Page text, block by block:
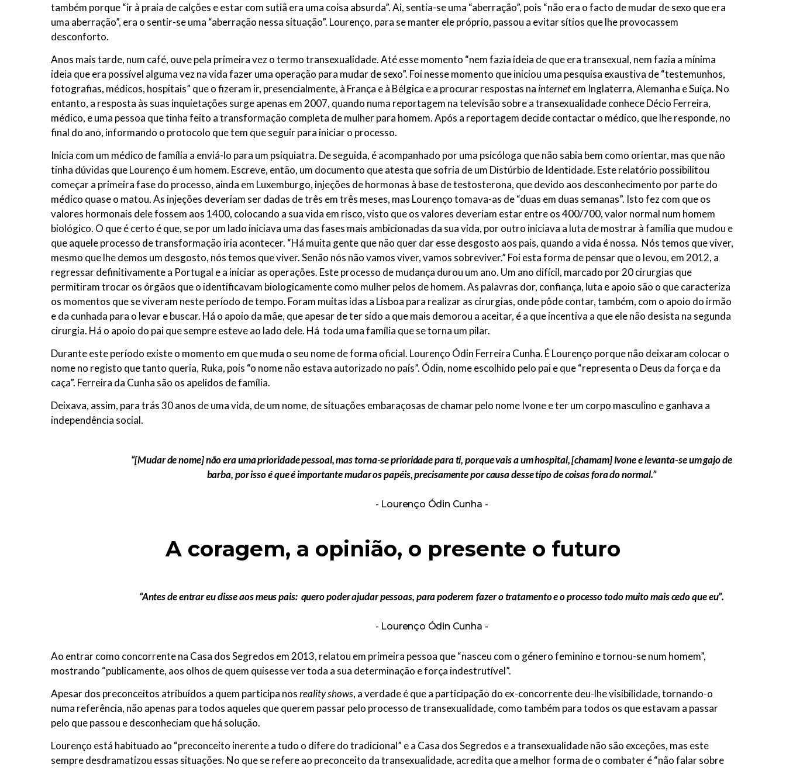
também porque “ir à praia de calções e estar com sutiã era uma coisa absurda”. Ai, sentia-se uma “aberração”, pois “não era o facto de mudar de sexo que era
uma aberração”, era o sentir-se uma “aberração nessa situação”. Lourenço, para se manter ele próprio, passou a evitar sítios que lhe provocassem
desconforto.
Anos mais tarde, num café, ouve pela primeira vez o termo transexualidade. Até esse momento “nem fazia ideia de que era transexual, nem fazia a mínima
ideia que era possível alguma vez na vida fazer uma operação para mudar de sexo”. Foi nesse momento que iniciou uma pesquisa exaustiva de “testemunhos,
fotografias, médicos, hospitais” que o fizeram ir, presencialmente, à França e à Bélgica e a procurar respostas na internetem Inglaterra, Alemanha e Suíça. No
entanto, a resposta às suas inquietações surge apenas em 2007, quando numa reportagem na televisão sobre a transexualidade conhece Décio Ferreira,
médico, e uma pessoa que tinha feito a transformação completa de mulher para homem. Após a reportagem decide contactar o médico, que lhe responde, no
final do ano, informando o protocolo que tem que seguir para iniciar o processo.
Inicia com um médico de família a enviá-lo para um psiquiatra. De seguida, é acompanhado por uma psicóloga que não sabia bem como orientar, mas que não
tinha dúvidas que Lourenço é um homem. Escreve, então, um documento que atesta que sofria de um Distúrbio de Identidade. Este relatório possibilitou
começar a primeira fase do processo, ainda em Luxemburgo, injeções de hormonas à base de testosterona, que devido aos desconhecimento por parte do
médico quase o matou. As injeções deveriam ser dadas de três em três meses, mas Lourenço tomava-as de “duas em duas semanas”. Isto fez com que os
valores hormonais dele fossem aos 1400, colocando a sua vida em risco, visto que os valores deveriam estar entre os 400/700, valor normal num homem
biológico. O que é certo é que, se por um lado iniciava uma das fases mais ambicionadas da sua vida, por outro iniciava a luta de mostrar à família que mudou e
que aquele processo de transformação iria acontecer. “Há muita gente que não quer dar esse desgosto aos pais, quando a vida é nossa. Nós temos que viver,
mesmo que lhe demos um desgosto, nós temos que viver. Senão nós não vamos viver, vamos sobreviver.” Foi esta forma de pensar que o levou, em 2012, a
regressar definitivamente a Portugal e a iniciar as operações. Este processo de mudança durou um ano. Um ano difícil, marcado por 20 cirurgias que
permitiram trocar os órgãos que o identificavam biologicamente como mulher pelos de homem. As palavras dor, confiança, luta e apoio são o que caracteriza
os momentos que se viveram neste período de tempo. Foram muitas idas a Lisboa para realizar as cirurgias, onde pôde contar, também, com o apoio do irmão
e da cunhada para o levar e buscar. Há o apoio da mãe, que apesar de ter sido a que mais demorou a aceitar, é a que incentiva a que ele não desista na segunda
cirurgia. Há o apoio do pai que sempre esteve ao lado dele. Há toda uma família que se torna um pilar.
Durante este período existe o momento em que muda o seu nome de forma oficial. Lourenço Ódin Ferreira Cunha. É Lourenço porque não deixaram colocar o
nome no registo que tanto queria, Ruka, pois “o nome não estava autorizado no país”. Ódin, nome escolhido pelo pai e que “representa o Deus da força e da
caça”. Ferreira da Cunha são os apelidos de família.
Deixava, assim, para trás 30 anos de uma vida, de um nome, de situações embaraçosas de chamar pelo nome Ivone e ter um corpo masculino e ganhava a
independência social.
“[Mudar de nome] não era uma prioridade pessoal, mas torna-se prioridade para ti, porque vais a um hospital, [chamam] Ivone e levanta-se um gajo de
barba, por isso é que é importante mudar os papéis, precisamente por causa desse tipo de coisas fora do normal.”
Lourenço Ódin Cunha
A coragem, a opinião, o presente o futuro
“Antes de entrar eu disse aos meus pais: quero poder ajudar pessoas, para poderem fazer o tratamento e o processo todo muito mais cedo que eu”.
Lourenço Ódin Cunha
Ao entrar como concorrente na Casa dos Segredos em 2013, relatou em primeira pessoa que “nasceu com o género feminino e tornou-se num homem”,
mostrando “publicamente, aos olhos de quem quisesse ver toda a sua determinação e força indestrutível”.
Apesar dos preconceitos atribuídos a quem participa nosreality shows, a verdade é que a participação do ex-concorrente deu-lhe visibilidade, tornando-o
numa referência, não apenas para todos aqueles que querem passar pelo processo de transexualidade, como também para todos os que estavam a passar
pelo que passou e desconheciam que há solução.
Lourenço está habituado ao “preconceito inerente a tudo o difere do tradicional” e a Casa dos Segredos e a transexualidade não são exceções, mas este
sempre desdramatizou essas situações. No que se refere ao preconceito da transexualidade, acredita que a melhor forma de o combater é “não falar sobre